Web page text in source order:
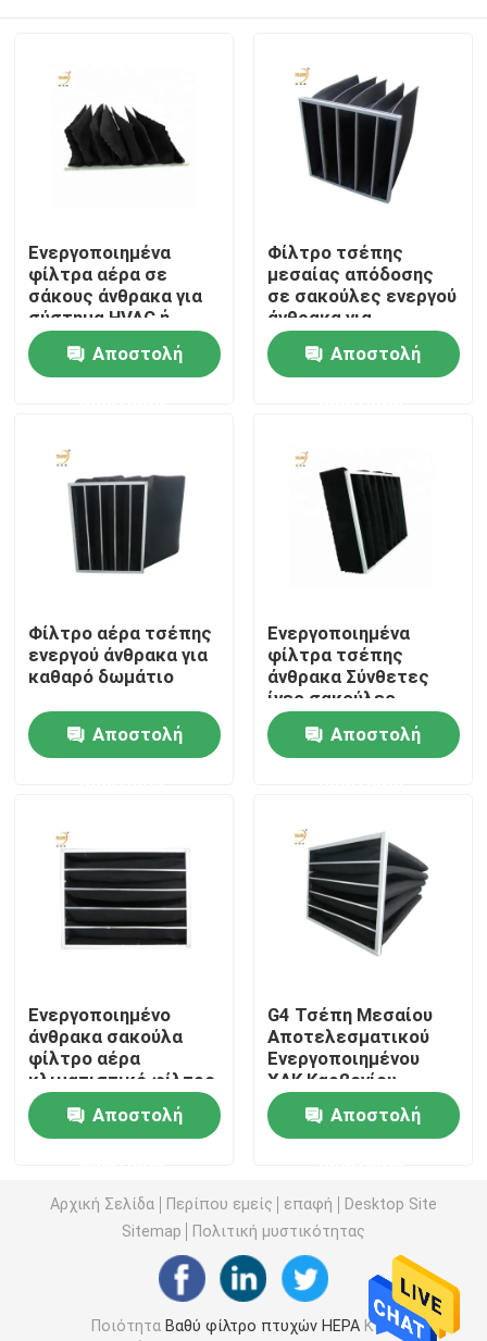
Προϊόντα
Βίντεο
Γύρος εργοστασίων
Ποιοτικός έλεγχος
Ζητήστε ένα απόσπασμα
Μονάδα FFU
Φίλτρο αέρα θαλάμων χρωμάτων
Φίλτρο αέρα HEPA
Φίλτρο αέρα HVAC
Υψηλής θερμοκρασίας φίλτρο HEPA
Β φίλτρο τράπεζας
Ενεργοποιημένα
φίλτρα αέρα σε
σάκους άνθρακα για
σύστημα HVAC ή
λαμιναριστική
καλύβα ροήςΑποστολή
Φίλτρο τσέπης
μεσαίας απόδοσης
σε σακούλες ενεργού
άνθρακα για
αφαιρέτες οσμών
Αποστολή
Φίλτρο αέρα τσέπης
ενεργού άνθρακα για
καθαρό δωμάτιο
Αποστολή
Ενεργοποιημένα
φίλτρα τσέπης
άνθρακα Σύνθετες
ίνες σακούλες
φίλτρο αέρα με
πλαίσιο αλουμινίου
Αποστολή
Ενεργοποιημένο
άνθρακα σακούλα
φίλτρο αέρα
κλιματιστικό φίλτρο
φίλτρο δίχτυ φίλτρο
Αποστολή
G4 Τσέπη Μεσαίου
Αποτελεσματικού
Ενεργοποιημένου
ΧΑΚ Καρβονίου
Φίλτρο Αέρα για
ΑποσμητικόΑποστολή
Αρχική Σελίδα Περίπου εμείς επαφή
Desktop Site
Sitemap
Πολιτική μυστικότητας
Ποιότητα Βαθύ φίλτρο πτυχών HEPAΚίνα